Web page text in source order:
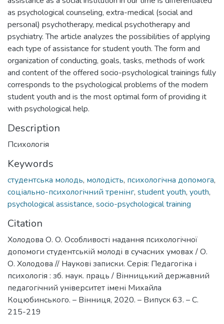
as psychological counseling, extra-medical (social and
personal) psychotherapy, medical psychotherapy and
psychiatry. The article analyzes the possibilities of applying
each type of assistance for student youth. The form and
organization of conducting, goals, tasks, methods of work
and content of the offered socio-psychological trainings fully
corresponds to the psychological problems of the modern
student youth and is the most optimal form of providing it
with psychological help.
Description
Психологія
Keywords
студентська молодь, молодість, психологічна допомога,
соціально-психологічний тренінг, student youth, youth,
psychological assistance, socio-psychological training
Citation
Холодова О. О. Особливості надання психологічної
допомоги студентській молоді в сучасних умовах / О.
О. Холодова // Наукові записки. Серія: Педагогіка і
психологія : зб. наук. праць / Вінницький державний
педагогічний університет імені Михайла
Коцюбинського. – Вінниця, 2020. – Випуск 63. – С.
215-219